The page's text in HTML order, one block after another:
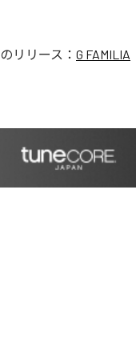
リリース： G FAMILIA